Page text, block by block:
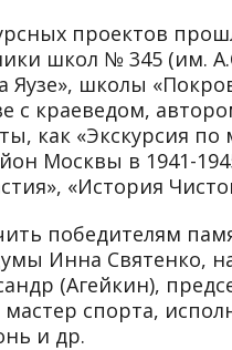
проектов
школ № 345 (им.
школы
с краеведом,
как «Экскурсия
Москвы в 1941-
«История
победителям
Инна Святенко,
(Агейкин),
спорта,
и др.